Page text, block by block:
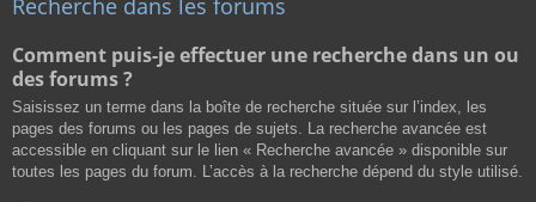
Comment puis-je effectuer une recherche dans un ou
des forums ?
Saisissez un terme dans la boîte de recherche située sur l’index, les
pages des forums ou les pages de sujets. La recherche avancée est
accessible en cliquant sur le lien « Recherche avancée » disponible sur
toutes les pages du forum. L’accès à la recherche dépend du style utilisé.